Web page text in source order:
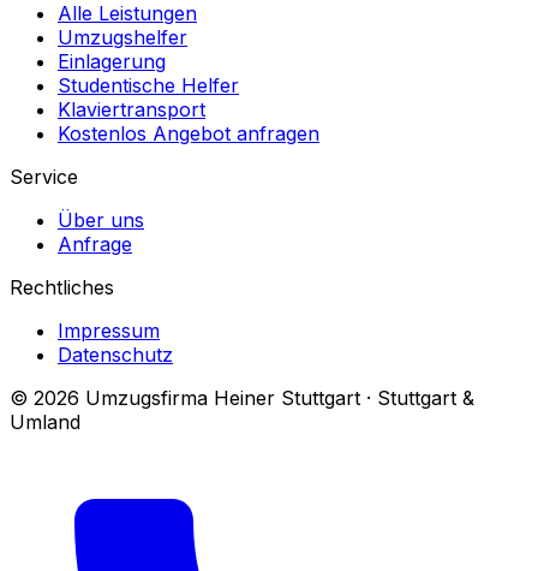
Alle Leistungen
Umzugshelfer
Einlagerung
Studentische Helfer
Klaviertransport
Kostenlos Angebot anfragen
Service
Über uns
Anfrage
Rechtliches
Impressum
Datenschutz
© 2026 Umzugsfirma Heiner Stuttgart · Stuttgart &
Umland